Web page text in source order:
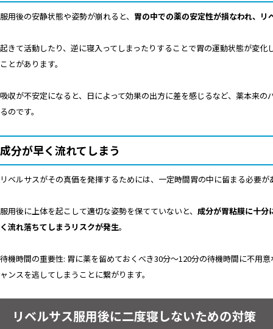
服用後の安静状態や姿勢が崩れると、 胃の中での薬の安定性が損なわれ、
起きて活動したり、逆に寝入ってしまったりすることで胃の運動状態が変
ことがあります。
吸収が不安定になると、日によって効果の出方に差を感じるなど、薬本来
るのです。
成分が早く流れてしまう
リベルサスがその真価を発揮するためには、一定時間胃の中に留まる必要が
服用後に上体を起こして適切な姿勢を保てていないと、 成分が胃粘膜に十分
く流れ落ちてしまうリスクが発生。
待機時間の重要性: 胃に薬を留めておくべき30分〜120分の待機時間に不用
ャンスを逃してしまうことに繋がります。
リベルサス服用後に二度寝しないための対策